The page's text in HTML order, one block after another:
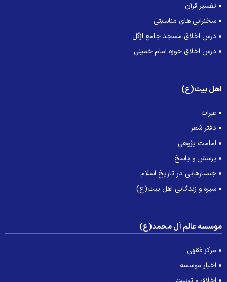
تفسیر قرآن
سخنرانی های مناسبتی
درس اخلاق مسجد جامع ازگل
درس اخلاق حوزه امام خمینی
بیت(ع)
عبرات
دفتر شعر
امامت پژوهی
پرسش و پاسخ
جستارهایی در تاریخ اسلام
سیره و زندگانی اهل بیت(ع)
عالم آل محمد(ع)
مرکز فقهی
اخبار موسسه